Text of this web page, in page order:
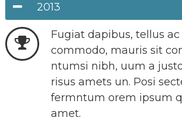
2013
Fugiat dapibus, tellus ac
commodo, mauris sit
ntumsi nibh, uum a
risus amets un. Posi
fermntum orem ipsum
amet.